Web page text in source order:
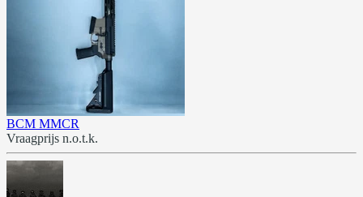
BCM MMCR
Vraagprijs n.o.t.k.